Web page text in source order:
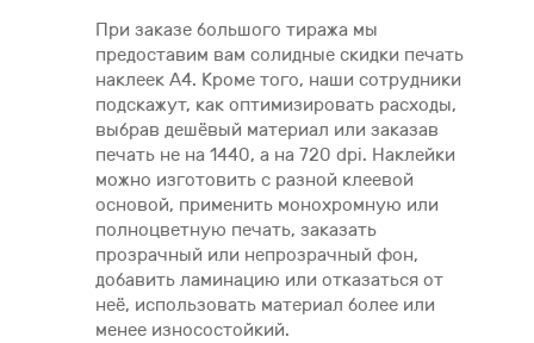
При заказе большого тиража мы
предоставим вам солидные скидки печать
наклеек А4. Кроме того, наши сотрудники
подскажут, как оптимизировать расходы,
выбрав дешёвый материал или заказав
печать не на 1440, а на 720 dpi. Наклейки
можно изготовить с разной клеевой
основой, применить монохромную или
полноцветную печать, заказать
прозрачный или непрозрачный фон,
добавить ламинацию или отказаться от
неё, использовать материал более или
менее износостойкий.